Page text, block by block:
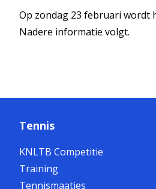
Op zondag 23 februari
Nadere informatie volgt.
Tennis
KNLTB Competitie
Training
Tennismaatjes